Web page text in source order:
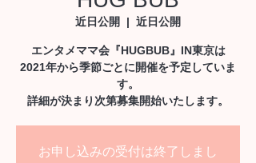
近日公開
  |
近日公開
エンタメママ会『HUGBUB』IN東京は
2021年から季節ごとに開催を予定していま
す。
お申し込みの受付は終了しまし